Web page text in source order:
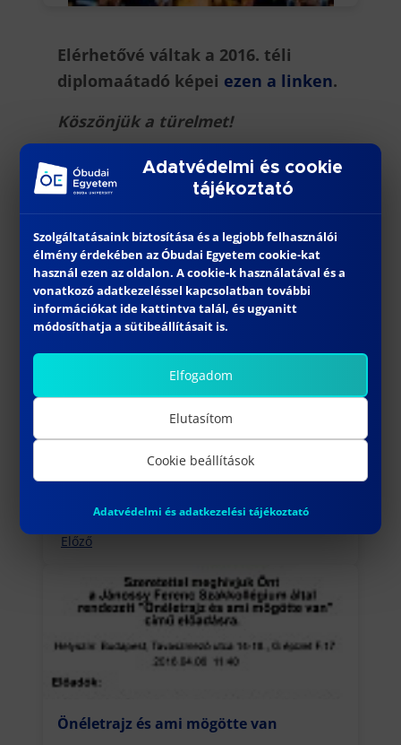
Elérhetővé váltak a 2016. téli
diplomaátadó képei ezen a linken.
Köszönjük a türelmet!
További híreink
Március 25. rektori-dékáni szünet!
március 24, 2016
Előző
Önéletrajz és ami mögötte van
Adatvédelmi és cookie
tájékoztató
Szolgáltatásaink biztosítása és a legjobb felhasználói
élmény érdekében az Óbudai Egyetem cookie-kat
használ ezen az oldalon. A cookie-k használatával és a
vonatkozó adatkezeléssel kapcsolatban további
információkat ide kattintva talál, és ugyanitt
módosíthatja a sütibeállításait is.
Elfogadom
Elutasítom
Cookie beállítások
Adatvédelmi és adatkezelési tájékoztató